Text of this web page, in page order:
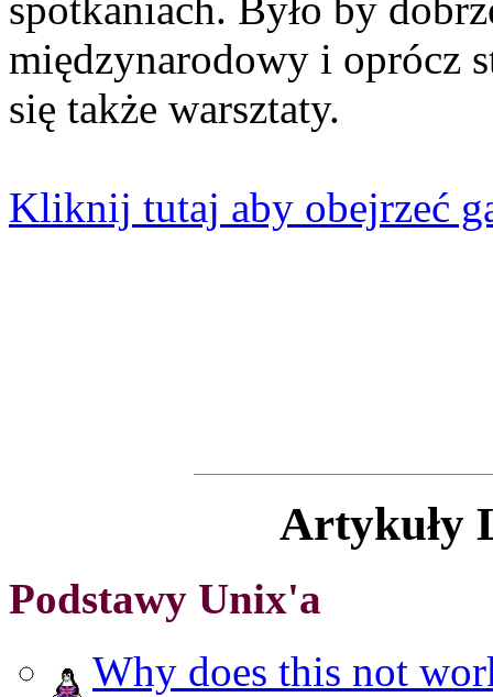
międzynarodowy i oprócz
się także warsztaty.
Kliknij tutaj aby obejrzeć
Artykuły
Podstawy Unix'a
Why does this not